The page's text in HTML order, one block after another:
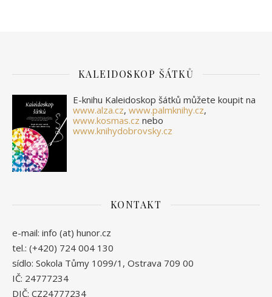
KALEIDOSKOP ŠÁTKŮ
E-knihu Kaleidoskop šátků můžete koupit na
www.alza.cz, www.palmknihy.cz,
www.kosmas.cz nebo
www.knihydobrovsky.cz
KONTAKT
e-mail: info (at) hunor.cz
tel.: (+420) 724 004 130
sídlo: Sokola Tůmy 1099/1, Ostrava 709 00
IČ: 24777234
DIČ: CZ24777234